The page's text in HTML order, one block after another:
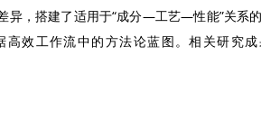
异，搭建了适用于“成分—工艺—性能”关系
效工作流中的方法论蓝图。相关研究